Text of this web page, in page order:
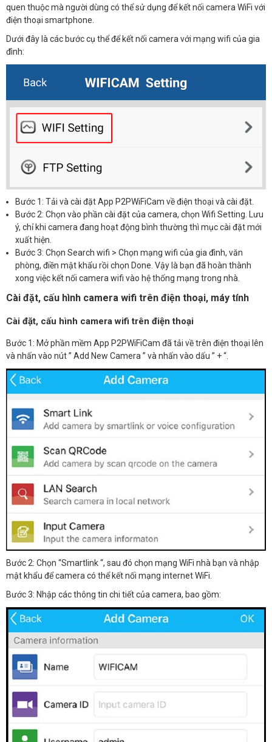
quen thuộc mà người dùng có thể sử dụng để kết nối camera WiFi với
điện thoại smartphone.
Dưới đây là các bước cụ thể để kết nối camera với mạng wifi của gia
đình:
Bước 1: Tải và cài đặt App P2PWiFiCam về điện thoại và cài đặt.
Bước 2: Chọn vào phần cài đặt của camera, chọn Wifi Setting. Lưu
ý, chỉ khi camera đang hoạt động bình thường thì mục cài đặt mới
xuất hiện.
Bước 3: Chọn Search wifi > Chọn mạng wifi của gia đình, văn
phòng, điền mật khẩu rồi chọn Done. Vậy là bạn đã hoàn thành
xong việc kết nối camera wifi vào hệ thống mạng trong nhà.
Cài đặt, cấu hình camera wifi trên điện thoại, máy tính
Cài đặt, cấu hình camera wifi trên điện thoại
Bước 1: Mở phần mềm App P2PWiFiCam đã tải về trên điện thoại lên
và nhấn vào nút ” Add New Camera ” và nhấn vào dấu ” + “.
Bước 2: Chọn “Smartlink “, sau đó chọn mạng WiFi nhà bạn và nhập
mật khẩu để camera có thể kết nối mạng internet WiFi.
Bước 3: Nhập các thông tin chi tiết của camera, bao gồm: